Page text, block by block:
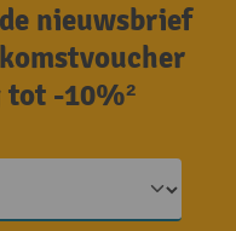
nieuwsbrief
-10%²